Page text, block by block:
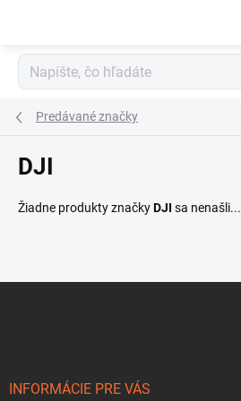
Predávané značky
DJI
Žiadne produkty značkyDJI sa nenašli...
INFORMÁCIE PRE VÁS